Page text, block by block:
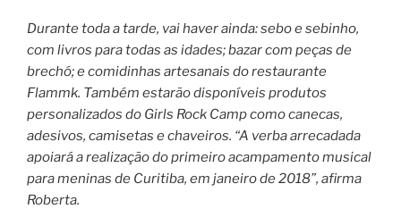
Durante toda a tarde, vai haver ainda: sebo e sebinho,
com livros para todas as idades; bazar com peças de
brechó; e comidinhas artesanais do restaurante
Flammk. Também estarão disponíveis produtos
personalizados do Girls Rock Camp como canecas,
adesivos, camisetas e chaveiros. “A verba arrecadada
apoiará a realização do primeiro acampamento musical
para meninas de Curitiba, em janeiro de 2018”, afirma
Roberta.